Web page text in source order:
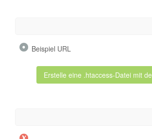
Beispiel URL
Erstelle eine .htaccess-Datei mit